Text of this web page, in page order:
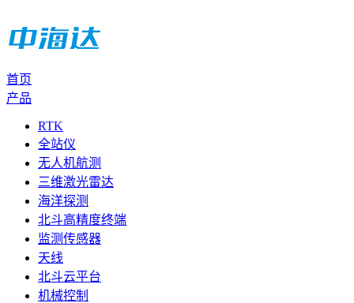
首页
产品
RTK
全站仪
无人机航测
三维激光雷达
海洋探测
北斗高精度终端
监测传感器
天线
北斗云平台
机械控制